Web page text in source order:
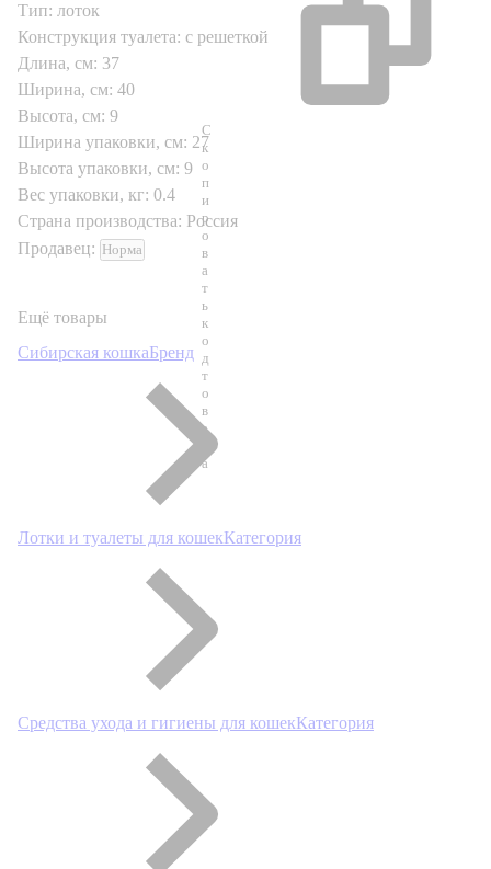
С
к
о
п
и
р
о
в
а
т
ь
к
о
д
т
о
в
а
а
Тип: лоток
Конструкция туалета: с решеткой
Длина, см: 37
Ширина, см: 40
Высота, см: 9
Ширина упаковки, см: 27
Высота упаковки, см: 9
Вес упаковки, кг: 0.4
Страна производства: Россия
Продавец: Норма
Ещё товары
Сибирская кошкаБренд
Лотки и туалеты для кошекКатегория
Средства ухода и гигиены для кошекКатегория